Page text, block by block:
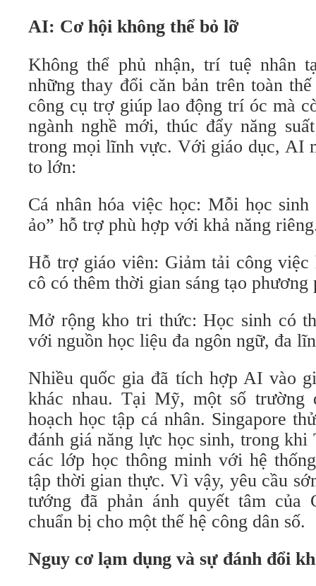
AI: Cơ hội không thể bỏ lỡ
Không thể phủ nhận, trí tuệ nhân
những thay đổi căn bản trên toàn
công cụ trợ giúp lao động trí óc mà
ngành nghề mới, thúc đẩy năng
trong mọi lĩnh vực. Với giáo dục, AI
to lớn:
Cá nhân hóa việc học: Mỗi học
ảo” hỗ trợ phù hợp với khả năng
Hỗ trợ giáo viên: Giảm tải công việc
cô có thêm thời gian sáng tạo phương
Mở rộng kho tri thức: Học sinh có
với nguồn học liệu đa ngôn ngữ, đa
Nhiều quốc gia đã tích hợp AI vào
khác nhau. Tại Mỹ, một số
hoạch học tập cá nhân. Singapore
đánh giá năng lực học sinh, trong
các lớp học thông minh với hệ
tập thời gian thực. Vì vậy, yêu cầu
tướng đã phản ánh quyết tâm của
chuẩn bị cho một thế hệ công dân số.
Nguy cơ lạm dụng và sự đánh đổi